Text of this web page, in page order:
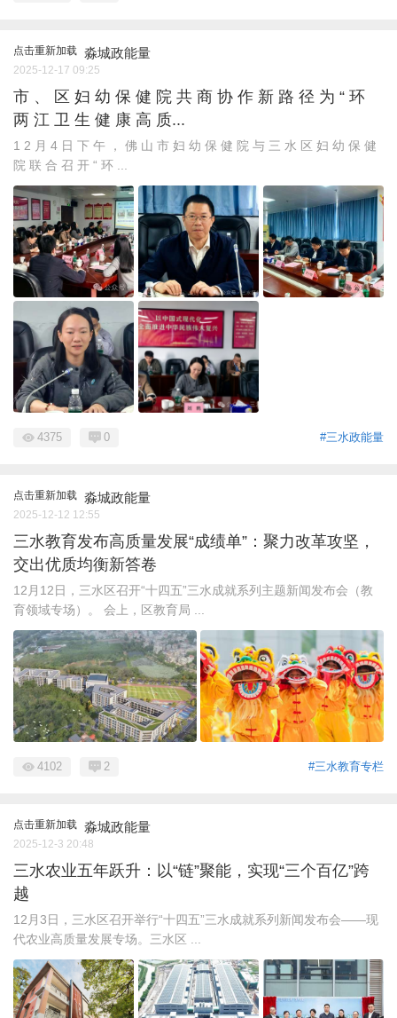
点击重新加载 淼城政能量
2025-12-17 09:25
市 、 区 妇 幼 保 健 院 共 商 协 作 新 路 径 为 “ 环
两 江 卫 生 健 康 高 质...
1 2 月 4 日 下 午 ， 佛 山 市 妇 幼 保 健 院 与 三 水 区 妇 幼 保 健
院 联 合 召 开 “ 环 ...
#三水政能量
4375 0
点击重新加载 淼城政能量
2025-12-12 12:55
三水教育发布高质量发展“成绩单”：聚力改革攻坚，
交出优质均衡新答卷
12月12日，三水区召开“十四五”三水成就系列主题新闻发布会（教
育领域专场）。 会上，区教育局 ...
#三水教育专栏
4102 2
点击重新加载 淼城政能量
2025-12-3 20:48
三水农业五年跃升：以“链”聚能，实现“三个百亿”跨
越
12月3日，三水区召开举行“十四五”三水成就系列新闻发布会——现
代农业高质量发展专场。三水区 ...